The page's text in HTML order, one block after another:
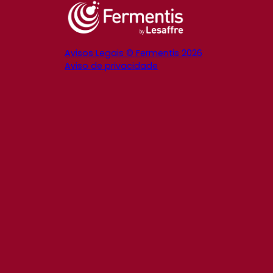
Avisos Legais © Fermentis 2026
Aviso de privacidade